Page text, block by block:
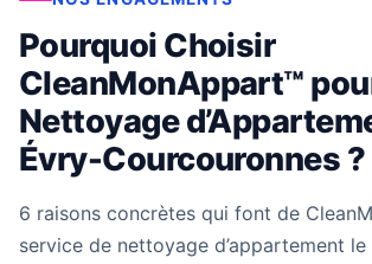
Pourquoi Choisir
CleanMonAppart™
Nettoyage
Évry-Courcouronnes ?
6 raisons concrètes qui font de
service de nettoyage d’appartement le